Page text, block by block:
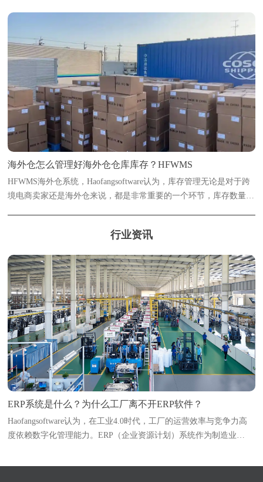
海外仓怎么管理好海外仓仓库库存？HFWMS
HFWMS海外仓系统，Haofangsoftware认为，库存管理无论是对于跨
境电商卖家还是海外仓来说，都是非常重要的一个环节，库存数量多
行业资讯
ERP系统是什么？为什么工厂离不开ERP软件？
Haofangsoftware认为，在工业4.0时代，工厂的运营效率与竞争力高
度依赖数字化管理能力。ERP（企业资源计划）系统作为制造业